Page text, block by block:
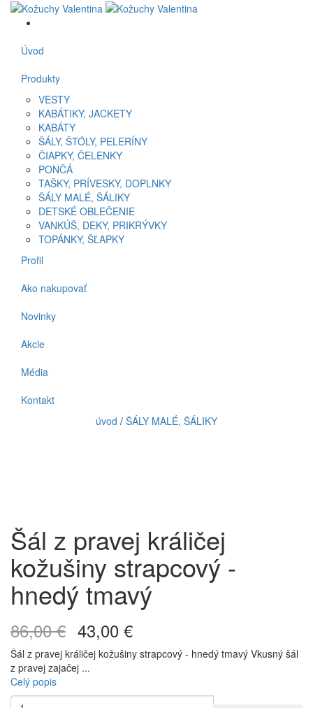
Úvod
Produkty
VESTY
KABÁTIKY, JACKETY
KABÁTY
ŠÁLY, ŠTÓLY, PELERÍNY
ČIAPKY, ČELENKY
PONČÁ
TAŠKY, PRÍVESKY, DOPLNKY
ŠÁLY MALÉ, ŠÁLIKY
DETSKÉ OBLEČENIE
VANKÚŠ, DEKY, PRIKRÝVKY
TOPÁNKY, ŠĽAPKY
Profil
Ako nakupovať
Novinky
Akcie
Média
Kontakt
úvod / ŠÁLY MALÉ, ŠÁLIKY
Šál z pravej králičej
kožušiny strapcový -
hnedý tmavý
86,00 € 43,00 €
Šál z pravej králičej kožušiny strapcový - hnedý tmavý Vkusný šál
z pravej zajačej ...
Celý popis